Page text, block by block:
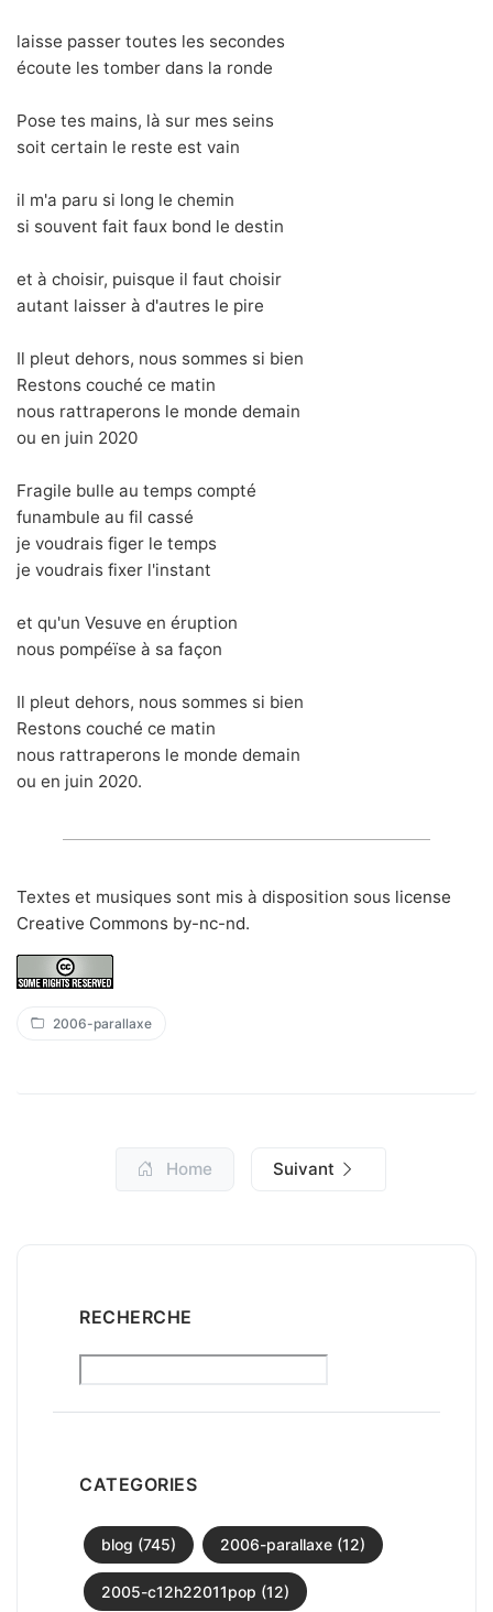
laisse passer toutes les secondes
écoute les tomber dans la ronde
Pose tes mains, là sur mes seins
soit certain le reste est vain
il m'a paru si long le chemin
si souvent fait faux bond le destin
et à choisir, puisque il faut choisir
autant laisser à d'autres le pire
Il pleut dehors, nous sommes si bien
Restons couché ce matin
nous rattraperons le monde demain
ou en juin 2020
Fragile bulle au temps compté
funambule au fil cassé
je voudrais figer le temps
je voudrais fixer l'instant
et qu'un Vesuve en éruption
nous pompéïse à sa façon
Il pleut dehors, nous sommes si bien
Restons couché ce matin
nous rattraperons le monde demain
ou en juin 2020.
Textes et musiques sont mis à disposition sous license
Creative Commons by-nc-nd.
2006-parallaxe
Home Suivant
RECHERCHE
CATEGORIES
blog (745) 2006-parallaxe (12)
2005-c12h22011pop (12)